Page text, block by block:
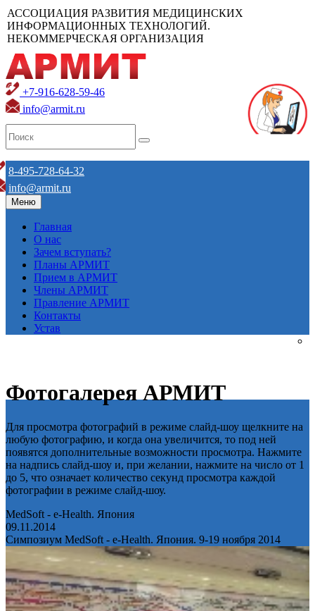
АССОЦИАЦИЯ РАЗВИТИЯ МЕДИЦИНСКИХ
ИНФОРМАЦИОННЫХ ТЕХНОЛОГИЙ.
НЕКОММЕРЧЕСКАЯ ОРГАНИЗАЦИЯ
+7-916-628-59-46
info@armit.ru
8-495-728-64-32
info@armit.ru
Меню
Главная
О нас
Зачем вступать?
Планы АРМИТ
Прием в АРМИТ
Члены АРМИТ
Правление АРМИТ
Контакты
Устав
Фотогалерея АРМИТ
Для просмотра фотографий в режиме слайд-шоу щелкните на
любую фотографию, и когда она увеличится, то под ней
появятся дополнительные возможности просмотра. Нажмите
на надпись слайд-шоу и, при желании, нажмите на число от 1
до 5, что означает количество секунд просмотра каждой
фотографии в режиме слайд-шоу.
MedSoft - e-Health. Япония
09.11.2014
Симпозиум MedSoft - e-Health. Япония. 9-19 ноября 2014